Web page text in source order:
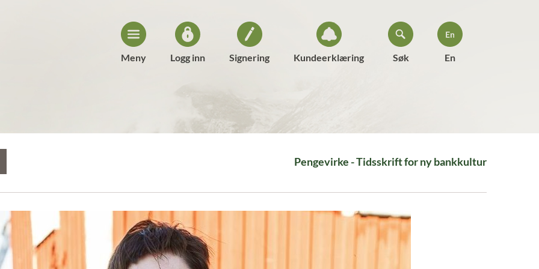
Meny Logg inn Signering Kundeerklæring Søk En
Pengevirke - Tidsskrift for ny bankkultur